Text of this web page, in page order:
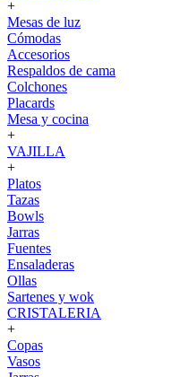
+
Mesas de luz
Cómodas
Accesorios
Respaldos de cama
Colchones
Placards
Mesa y cocina
+
VAJILLA
+
Platos
Tazas
Bowls
Jarras
Fuentes
Ensaladeras
Ollas
Sartenes y wok
CRISTALERIA
+
Copas
Vasos